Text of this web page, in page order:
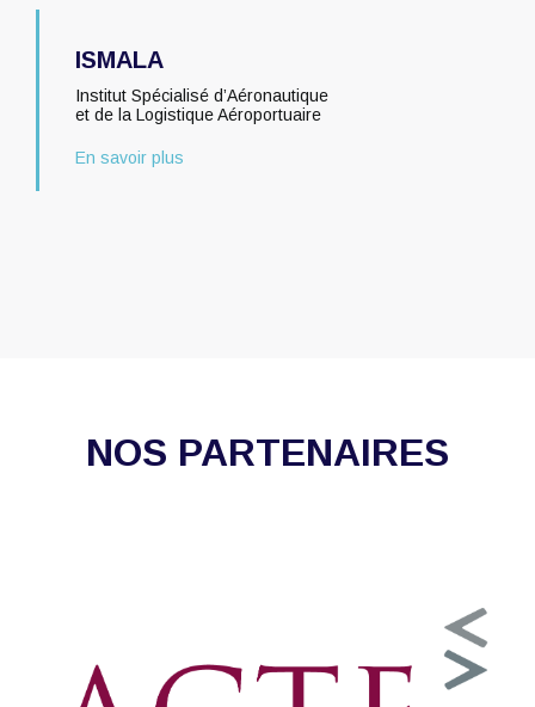
ISMALA
Institut Spécialisé d’Aéronautique
et de la Logistique Aéroportuaire
En savoir plus
NOS PARTENAIRES